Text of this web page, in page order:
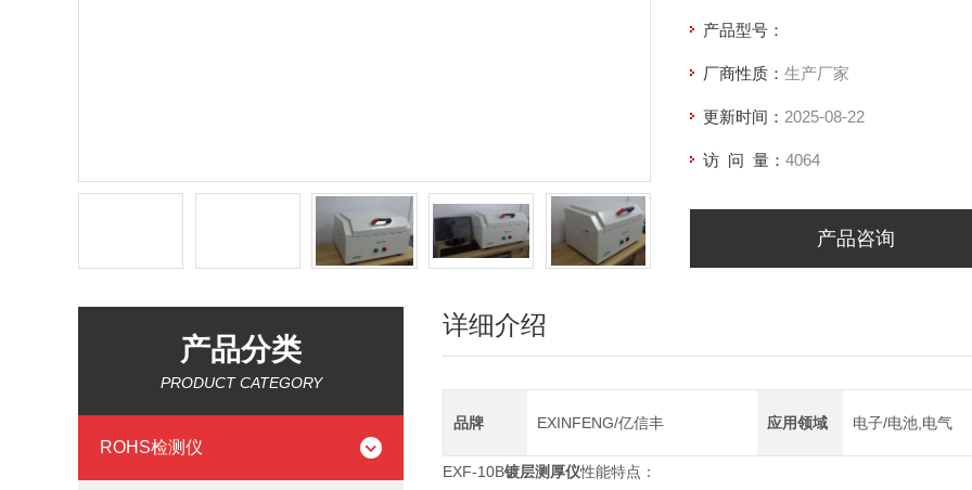
产品型号：
厂商性质： 生产厂家
更新时间： 2025-08-22
访 问 量： 4064
产品咨询
产品分类
PRODUCT CATEGORY
ROHS检测仪
详细介绍
品牌 EXINFENG/亿信丰 应用领域 电子/电池,电气
EXF-10B镀层测厚仪性能特点：